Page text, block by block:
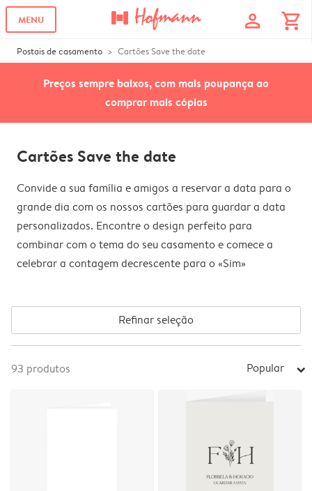
MENU profile shopping_cart
Postais de casamento Cartões Save the date
Preços sempre baixos, com mais poupança ao
comprar mais cópias
Cartões Save the date
Convide a sua família e amigos a reservar a data para o
grande dia com os nossos cartões para guardar a data
personalizados. Encontre o design perfeito para
combinar com o tema do seu casamento e comece a
celebrar a contagem decrescente para o «Sim»
Refinar seleção
93 produtos Popular arrow_right